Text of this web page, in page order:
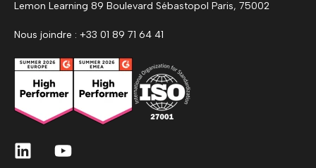
Lemon Learning 89 Boulevard Sébastopol Paris, 75002
Nous joindre : +33 01 89 71 64 41